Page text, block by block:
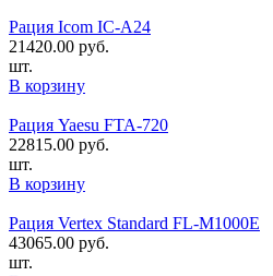
Рация Icom IC-A24
21420.00 руб.
шт.
В корзину
Рация Yaesu FTA-720
22815.00 руб.
шт.
В корзину
Рация Vertex Standard FL-M1000E
43065.00 руб.
шт.